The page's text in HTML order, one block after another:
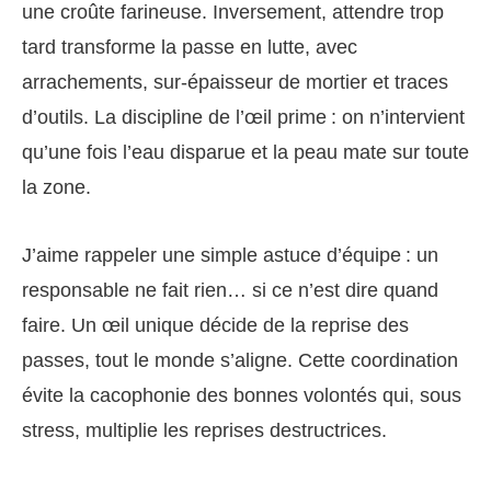
une croûte farineuse. Inversement, attendre trop
tard transforme la passe en lutte, avec
arrachements, sur-épaisseur de mortier et traces
d’outils. La discipline de l’œil prime : on n’intervient
qu’une fois l’eau disparue et la peau mate sur toute
la zone.
J’aime rappeler une simple astuce d’équipe : un
responsable ne fait rien… si ce n’est dire quand
faire. Un œil unique décide de la reprise des
passes, tout le monde s’aligne. Cette coordination
évite la cacophonie des bonnes volontés qui, sous
stress, multiplie les reprises destructrices.